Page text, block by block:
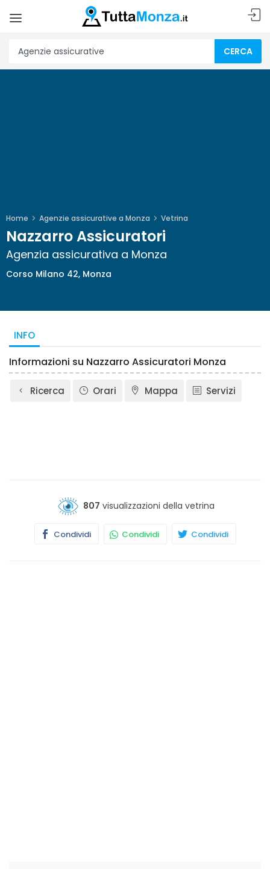
CERCA
Home Agenzie assicurative a Monza Vetrina
Nazzarro Assicuratori
Agenzia assicurativa a Monza
Corso Milano 42, Monza
INFO
Informazioni su Nazzarro Assicuratori Monza
Ricerca Orari Mappa Servizi
807 visualizzazioni della vetrina
Condividi Condividi Condividi